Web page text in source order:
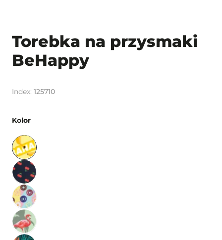
Torebka na przysmaki
BeHappy
125710
Kolor